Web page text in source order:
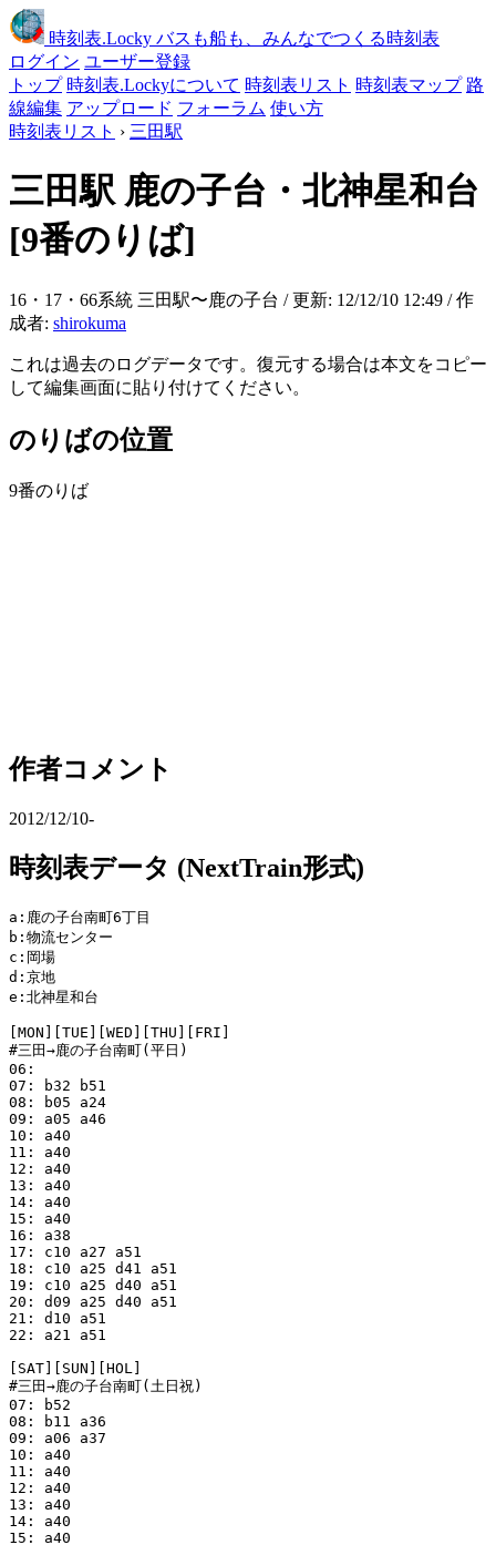
時刻表.Locky バスも船も、みんなでつくる時刻表
ログイン ユーザー登録
トップ 時刻表.Lockyについて 時刻表リスト 時刻表マップ 路
線編集 アップロード フォーラム 使い方
時刻表リスト › 三田駅
三田駅 鹿の子台・北神星和台
[9番のりば]
16・17・66系統 三田駅〜鹿の子台 / 更新: 12/12/10 12:49 / 作
成者: shirokuma
これは過去のログデータです。復元する場合は本文をコピー
して編集画面に貼り付けてください。
のりばの位置
9番のりば
作者コメント
2012/12/10-
時刻表データ (NextTrain形式)
a:鹿の子台南町6丁目
b:物流センター
c:岡場
d:京地
e:北神星和台
[MON][TUE][WED][THU][FRI]
#三田→鹿の子台南町(平日)
06:
07: b32 b51
08: b05 a24
09: a05 a46
10: a40
11: a40
12: a40
13: a40
14: a40
15: a40
16: a38
17: c10 a27 a51
18: c10 a25 d41 a51
19: c10 a25 d40 a51
20: d09 a25 d40 a51
21: d10 a51
22: a21 a51
[SAT][SUN][HOL]
#三田→鹿の子台南町(土日祝)
07: b52
08: b11 a36
09: a06 a37
10: a40
11: a40
12: a40
13: a40
14: a40
15: a40